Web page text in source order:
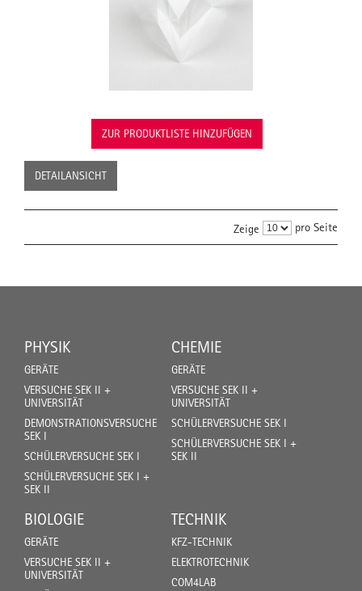
ZUR PRODUKTLISTE HINZUFÜGEN
DETAILANSICHT
Zeige pro Seite
PHYSIK
GERÄTE
VERSUCHE SEK II +
UNIVERSITÄT
DEMONSTRATIONSVERSUCHE
SEK I
SCHÜLERVERSUCHE SEK I
SCHÜLERVERSUCHE SEK I +
SEK II
CHEMIE
GERÄTE
VERSUCHE SEK II +
UNIVERSITÄT
SCHÜLERVERSUCHE SEK I
SCHÜLERVERSUCHE SEK I +
SEK II
BIOLOGIE
GERÄTE
VERSUCHE SEK II +
UNIVERSITÄT
TECHNIK
KFZ-TECHNIK
ELEKTROTECHNIK
COM4LAB